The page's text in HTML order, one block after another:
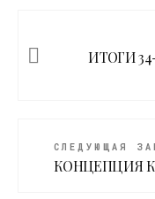
ИТОГИ
СЛЕДУЮЩАЯ
КОНЦЕПЦИЯ